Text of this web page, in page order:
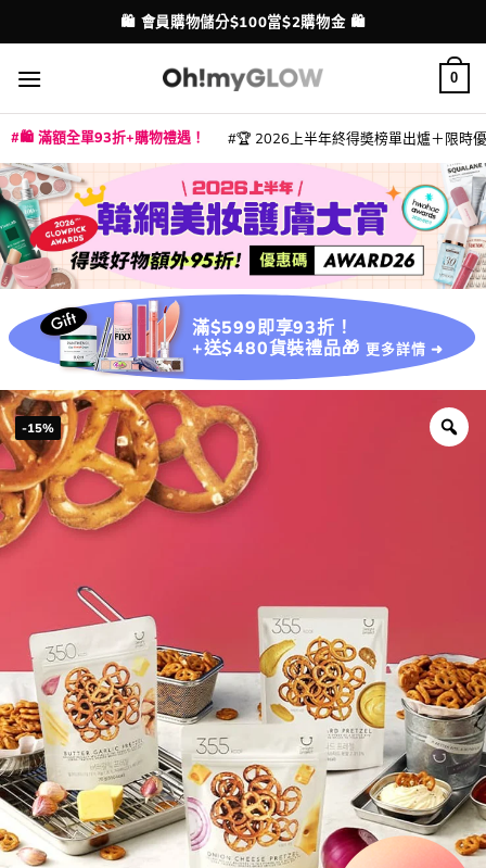
to
content
配送港澳
🛍️ 會員購物儲分$100當$2購物金 🛍️
💳 支援消費券、FPS、八達通、PAYME、信用卡付款
0
🛍️ 滿額全單93折+購物禮遇！ 🏆 2026上半年終得奬榜單出爐＋限時
滿$599即享93折！
+送$480貨裝禮品🎁 更多詳情 ➜
-15%